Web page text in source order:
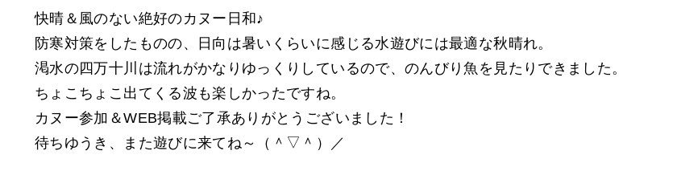
快晴＆風のない絶好のカヌー日和♪
防寒対策をしたものの、日向は暑いくらいに感じる水遊びには最適な秋晴れ。
渇水の四万十川は流れがかなりゆっくりしているので、のんびり魚を見たりできました。
ちょこちょこ出てくる波も楽しかったですね。
カヌー参加＆WEB掲載ご了承ありがとうございました！
待ちゆうき、また遊びに来てね～（＾▽＾）／​